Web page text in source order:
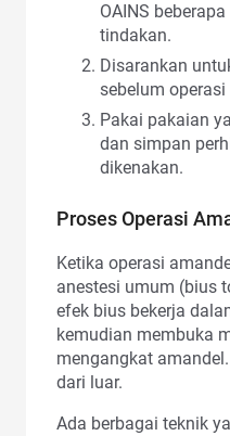
OAINS
tindakan.
Disarankan
sebelum
Pakai pakaian
dan simpan
dikenakan.
Proses Operasi
Ketika operasi
anestesi umum (bius
efek bius bekerja
kemudian membuka
mengangkat
dari luar.
Ada berbagai teknik